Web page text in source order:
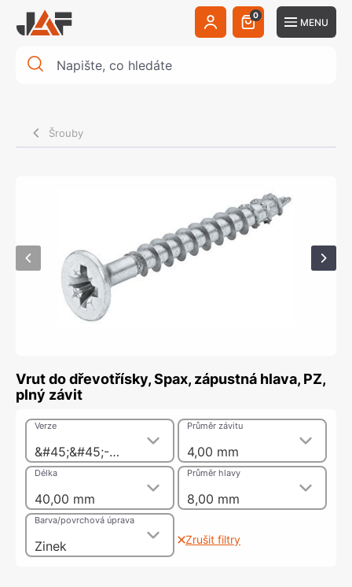
0
MENU
Šrouby
Vrut do dřevotřísky, Spax, zápustná hlava, PZ,
plný závit
&#45;&#45;-Hranatá špička s patentovaným profilem dříku a víceúčelovou hlavou
Verze
4,00 mm
Průměr závitu
40,00 mm
Délka
8,00 mm
Průměr hlavy
Zinek
Barva/povrchová úprava
Zrušit filtry